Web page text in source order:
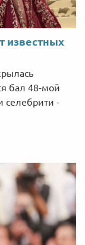
известных
бал 48-мой
селебрити -